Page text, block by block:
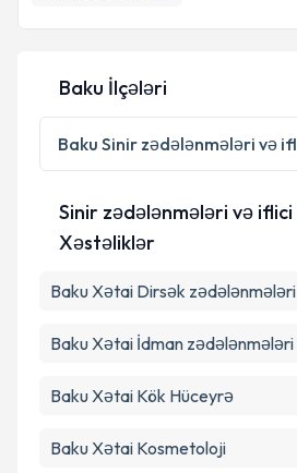
E-poçt Ünvanınız
Şəxsi məlumatlarımın emal
Aydınlatma Mətnini oxudum
edilməsinə razılıq verirəm.
Baku İlçələri
Baku Sinir zədələnmələri və
Sinir zədələnmələri və
Xəstəliklər
Baku Xətai Dirsək zədələnmələri
Baku Xətai İdman zədələnmələri
Baku Xətai Kök Hüceyrə
Baku Xətai Kosmetoloji